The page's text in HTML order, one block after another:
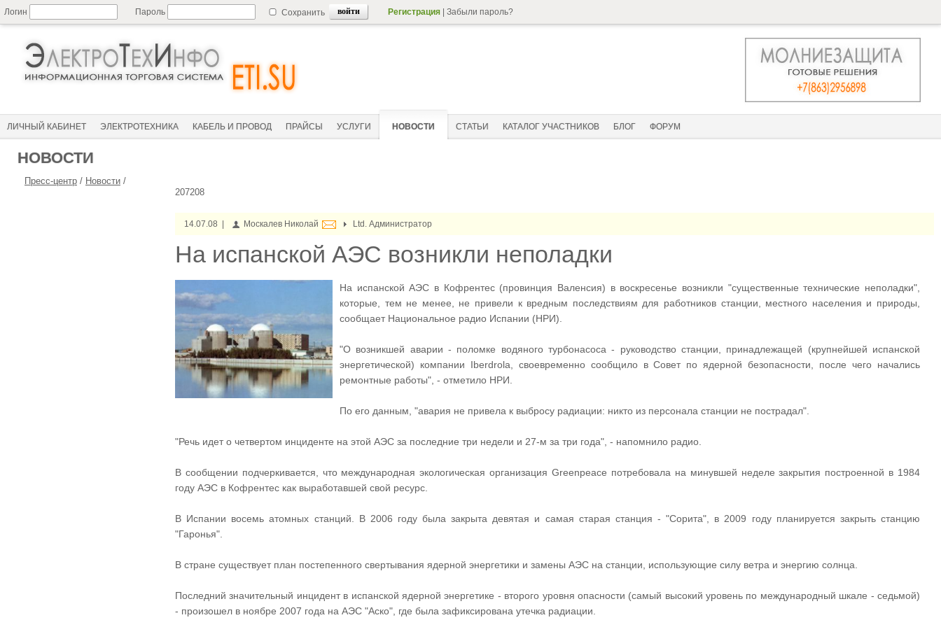
Логин Пароль Сохранить Регистрация Забыли пароль?
ЛИЧНЫЙ КАБИНЕТ ЭЛЕКТРОТЕХНИКА КАБЕЛЬ И ПРОВОД ПРАЙСЫ УСЛУГИ НОВОСТИ СТАТЬИ КАТАЛОГ УЧАСТНИКОВ БЛОГ ФОРУМ
НОВОСТИ
Пресс-центр / Новости /
207208
14.07.08 | Москалев Николай Ltd. Администратор
На испанской АЭС возникли неполадки
На испанской АЭС в Кофрентес (провинция Валенсия) в воскресенье возникли "существенные технические неполадки",
которые, тем не менее, не привели к вредным последствиям для работников станции, местного населения и природы,
сообщает Национальное радио Испании (НРИ).
"О возникшей аварии - поломке водяного турбонасоса - руководство станции, принадлежащей (крупнейшей испанской
энергетической) компании Iberdrola, своевременно сообщило в Совет по ядерной безопасности, после чего начались
ремонтные работы", - отметило НРИ.
По его данным, "авария не привела к выбросу радиации: никто из персонала станции не пострадал".
"Речь идет о четвертом инциденте на этой АЭС за последние три недели и 27-м за три года", - напомнило радио.
В сообщении подчеркивается, что международная экологическая организация Greenpeace потребовала на минувшей неделе закрытия построенной в 1984
году АЭС в Кофрентес как выработавшей свой ресурс.
В Испании восемь атомных станций. В 2006 году была закрыта девятая и самая старая станция - "Сорита", в 2009 году планируется закрыть станцию
"Гаронья".
В стране существует план постепенного свертывания ядерной энергетики и замены АЭС на станции, использующие силу ветра и энергию солнца.
Последний значительный инцидент в испанской ядерной энергетике - второго уровня опасности (самый высокий уровень по международный шкале - седьмой)
- произошел в ноябре 2007 года на АЭС "Аско", где была зафиксирована утечка радиации.